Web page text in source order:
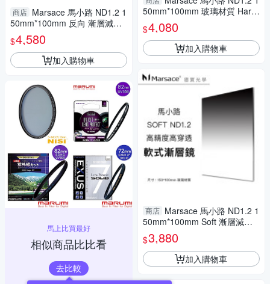
商店 Marsace 馬小路 ND1.2 1
50mm*100mm 反向 漸層減光
鏡 玻璃材質 超奈米方型高精度
煙火 流水 晨昏必備濾鏡
$4,580
加入購物車
馬上比買最好
相似商品比比看
去比較
50mm*100mm 玻璃材質 Hard
漸層減光鏡 方型硬漸變 高精度
煙火 流水 晨昏必備濾鏡
$4,080
加入購物車
商店 Marsace 馬小路 ND1.2 1
50mm*100mm Soft 漸層減光
鏡 軟漸變 玻璃材質 方型高精度
煙火 流水 晨昏必備濾鏡
$3,880
加入購物車